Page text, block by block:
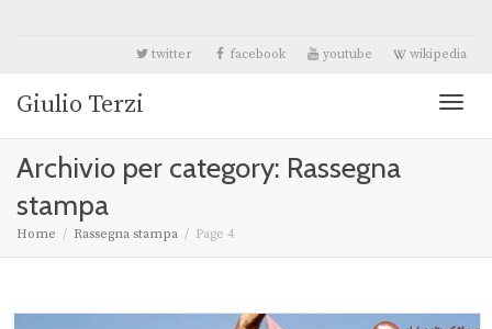
twitter facebook youtube wikipedia
Giulio Terzi
Archivio per category: Rassegna
stampa
Home Rassegna stampa Page 4